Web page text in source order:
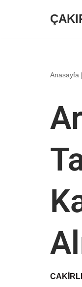
Anasayfa |